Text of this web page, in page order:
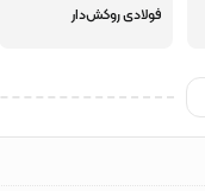
فولادی روکش‌دار